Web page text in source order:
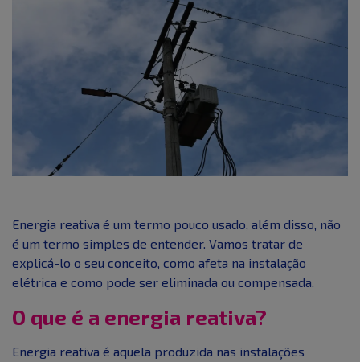
Energia reativa é um termo pouco usado, além disso, não
é um termo simples de entender. Vamos tratar de
explicá-lo o seu conceito, como afeta na instalação
elétrica e como pode ser eliminada ou compensada.
O que é a energia reativa?
Energia reativa é aquela produzida nas instalações